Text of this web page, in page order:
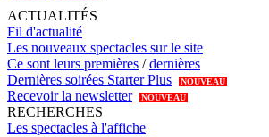
ACTUALITÉS
Fil d'actualité
Les nouveaux spectacles sur le site
Ce sont leurs premières /dernières
Dernières soirées Starter Plus
NOUVEAU
Recevoir la newsletter NOUVEAU
RECHERCHES
Les spectacles à l'affiche